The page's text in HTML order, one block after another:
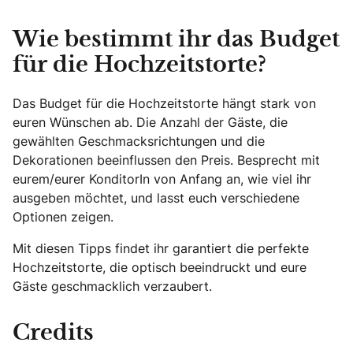
Wie bestimmt ihr das Budget
für die Hochzeitstorte?
Das Budget für die Hochzeitstorte hängt stark von
euren Wünschen ab. Die Anzahl der Gäste, die
gewählten Geschmacksrichtungen und die
Dekorationen beeinflussen den Preis. Besprecht mit
eurem/eurer KonditorIn von Anfang an, wie viel ihr
ausgeben möchtet, und lasst euch verschiedene
Optionen zeigen.
Mit diesen Tipps findet ihr garantiert die perfekte
Hochzeitstorte, die optisch beeindruckt und eure
Gäste geschmacklich verzaubert.
Credits